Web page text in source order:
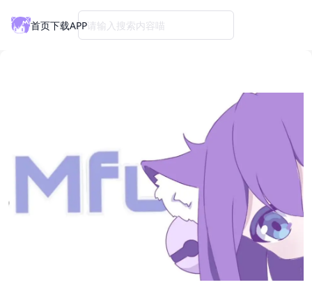
首页下载APP请输入搜索内容喵